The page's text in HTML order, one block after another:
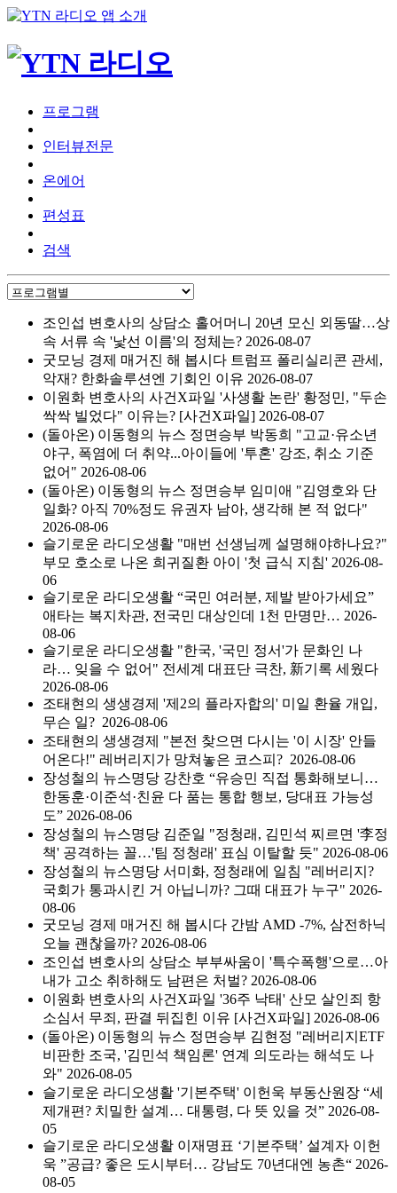
프로그램
인터뷰전문
온에어
편성표
검색
조인섭 변호사의 상담소 홀어머니 20년 모신 외동딸…상
속 서류 속 '낯선 이름'의 정체는? 2026-08-07
굿모닝 경제 매거진 해 봅시다 트럼프 폴리실리콘 관세,
악재? 한화솔루션엔 기회인 이유 2026-08-07
이원화 변호사의 사건X파일 '사생활 논란' 황정민, "두손
싹싹 빌었다" 이유는? [사건X파일] 2026-08-07
(돌아온) 이동형의 뉴스 정면승부 박동희 "고교·유소년
야구, 폭염에 더 취약...아이들에 '투혼' 강조, 취소 기준
없어" 2026-08-06
(돌아온) 이동형의 뉴스 정면승부 임미애 "김영호와 단
일화? 아직 70%정도 유권자 남아, 생각해 본 적 없다"
2026-08-06
슬기로운 라디오생활 "매번 선생님께 설명해야하나요?"
부모 호소로 나온 희귀질환 아이 '첫 급식 지침' 2026-08-
06
슬기로운 라디오생활 “국민 여러분, 제발 받아가세요”
애타는 복지차관, 전국민 대상인데 1천 만명만… 2026-
08-06
슬기로운 라디오생활 "한국, '국민 정서'가 문화인 나
라… 잊을 수 없어" 전세계 대표단 극찬, 新기록 세웠다
2026-08-06
조태현의 생생경제 '제2의 플라자합의' 미일 환율 개입,
무슨 일? 2026-08-06
조태현의 생생경제 "본전 찾으면 다시는 '이 시장' 안들
어온다!" 레버리지가 망쳐놓은 코스피? 2026-08-06
장성철의 뉴스명당 강찬호 “유승민 직접 통화해보니…
한동훈·이준석·친윤 다 품는 통합 행보, 당대표 가능성
도” 2026-08-06
장성철의 뉴스명당 김준일 "정청래, 김민석 찌르면 '李정
책' 공격하는 꼴…'팀 정청래' 표심 이탈할 듯" 2026-08-06
장성철의 뉴스명당 서미화, 정청래에 일침 "레버리지?
국회가 통과시킨 거 아닙니까? 그때 대표가 누구" 2026-
08-06
굿모닝 경제 매거진 해 봅시다 간밤 AMD -7%, 삼전하닉
오늘 괜찮을까? 2026-08-06
조인섭 변호사의 상담소 부부싸움이 '특수폭행'으로…아
내가 고소 취하해도 남편은 처벌? 2026-08-06
이원화 변호사의 사건X파일 '36주 낙태' 산모 살인죄 항
소심서 무죄, 판결 뒤집힌 이유 [사건X파일] 2026-08-06
(돌아온) 이동형의 뉴스 정면승부 김현정 "레버리지ETF
비판한 조국, '김민석 책임론' 연계 의도라는 해석도 나
와" 2026-08-05
슬기로운 라디오생활 '기본주택' 이헌욱 부동산원장 “세
제개편? 치밀한 설계… 대통령, 다 뜻 있을 것” 2026-08-
05
슬기로운 라디오생활 이재명표 ‘기본주택’ 설계자 이헌
욱 ”공급? 좋은 도시부터… 강남도 70년대엔 농촌“ 2026-
08-05